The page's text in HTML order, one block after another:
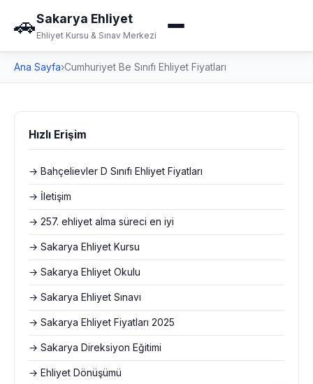
🚗Sakarya Ehliyet
Ehliyet Kursu & Sınav Merkezi
Ana Sayfa›Cumhuriyet Be Sınıfı Ehliyet Fiyatları
Hızlı Erişim
→ Bahçelievler D Sınıfı Ehliyet Fiyatları
→ İletişim
→ 257. ehliyet alma süreci en iyi
→ Sakarya Ehliyet Kursu
→ Sakarya Ehliyet Okulu
→ Sakarya Ehliyet Sınavı
→ Sakarya Ehliyet Fiyatları 2025
→ Sakarya Direksiyon Eğitimi
→ Ehliyet Dönüşümü